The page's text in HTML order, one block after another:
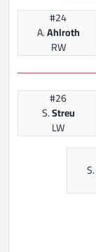
#24
A.Ahlroth
RW
#26
S.Streu
LW
S.